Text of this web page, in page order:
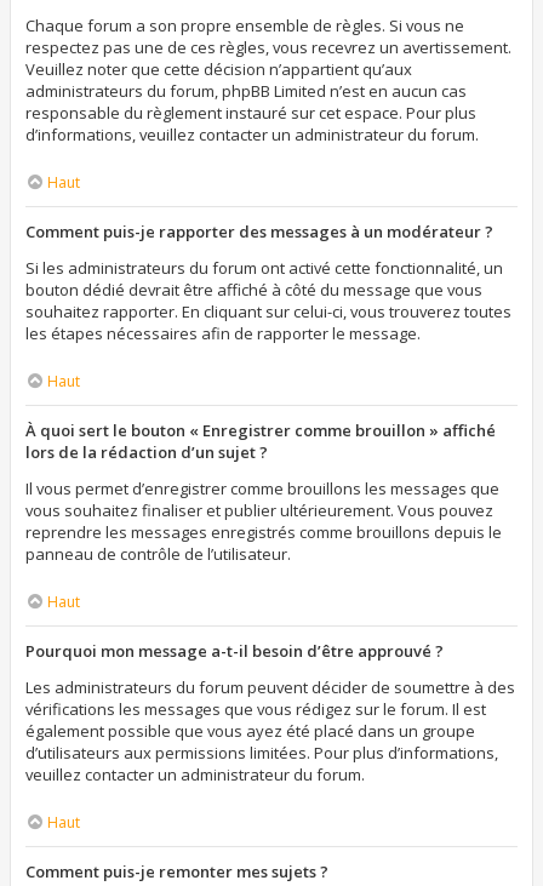
Chaque forum a son propre ensemble de règles. Si vous ne
respectez pas une de ces règles, vous recevrez un avertissement.
Veuillez noter que cette décision n’appartient qu’aux
administrateurs du forum, phpBB Limited n’est en aucun cas
responsable du règlement instauré sur cet espace. Pour plus
d’informations, veuillez contacter un administrateur du forum.
Haut
Comment puis-je rapporter des messages à un modérateur ?
Si les administrateurs du forum ont activé cette fonctionnalité, un
bouton dédié devrait être affiché à côté du message que vous
souhaitez rapporter. En cliquant sur celui-ci, vous trouverez toutes
les étapes nécessaires afin de rapporter le message.
Haut
À quoi sert le bouton « Enregistrer comme brouillon » affiché
lors de la rédaction d’un sujet ?
Il vous permet d’enregistrer comme brouillons les messages que
vous souhaitez finaliser et publier ultérieurement. Vous pouvez
reprendre les messages enregistrés comme brouillons depuis le
panneau de contrôle de l’utilisateur.
Haut
Pourquoi mon message a-t-il besoin d’être approuvé ?
Les administrateurs du forum peuvent décider de soumettre à des
vérifications les messages que vous rédigez sur le forum. Il est
également possible que vous ayez été placé dans un groupe
d’utilisateurs aux permissions limitées. Pour plus d’informations,
veuillez contacter un administrateur du forum.
Haut
Comment puis-je remonter mes sujets ?